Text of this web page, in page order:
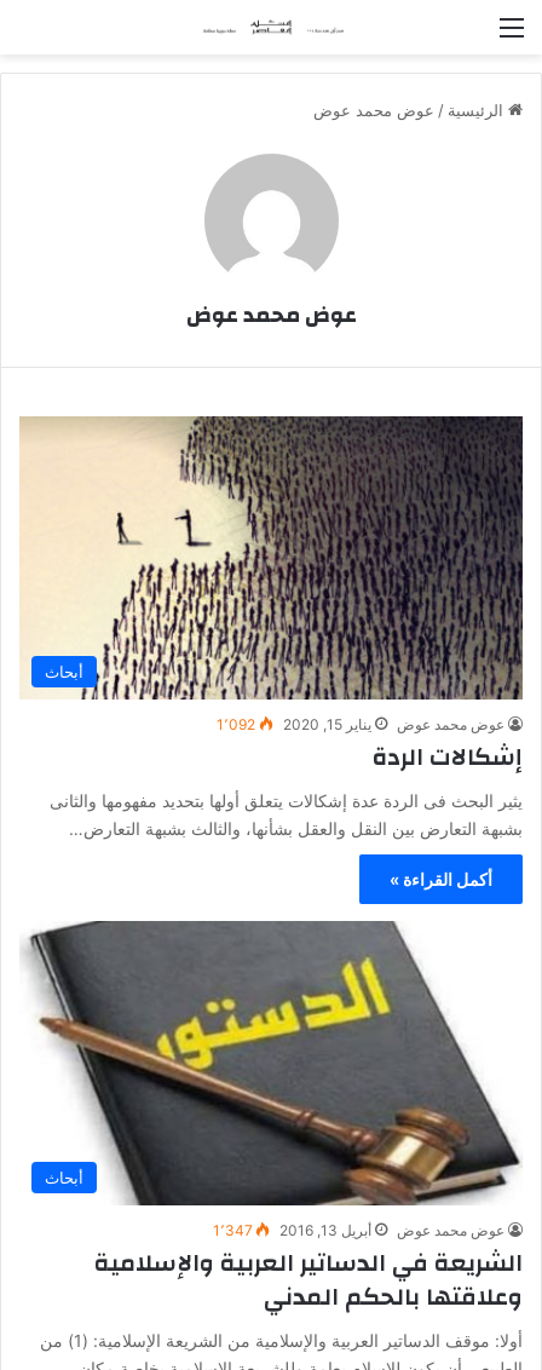
الرئيسية / عوض محمد عوض
عوض محمد عوض
أبحاث
عوض محمد عوض يناير 15, 2020 1٬092
إشكالات الردة
يثير البحث فى الردة عدة إشكالات يتعلق أولها بتحديد مفهومها والثانى
بشبهة التعارض بين النقل والعقل بشأنها، والثالث بشبهة التعارض…
أكمل القراءة »
أبحاث
عوض محمد عوض أبريل 13, 2016 1٬347
الشريعة في الدساتير العربية والإسلامية
وعلاقتها بالحكم المدني
أولا: موقف الدساتير العربية والإسلامية من الشريعة الإسلامية: (1) من